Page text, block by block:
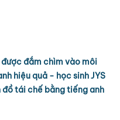
đắm chìm vào môi
hiệu quả - học sinh JYS
đồ tái chế bằng tiếng anh